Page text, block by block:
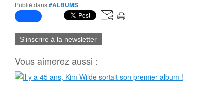
Publié dans#ALBUMS
S'inscrire à la newsletter
Vous aimerez aussi :